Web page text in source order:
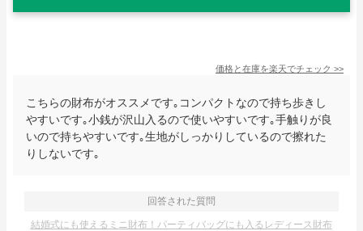
価格と在庫を楽天でチェック >>
こちらの財布がオススメです｡コンパクトなので持ち歩きし
やすいです｡小銭が沢山入るので使いやすいです｡手触りが良
いので持ちやすいです｡生地がしっかりしているので擦れた
りしないです｡
回答された質問
結婚式にも使えるミニ財布！パーティバッグにも入るレディース財布